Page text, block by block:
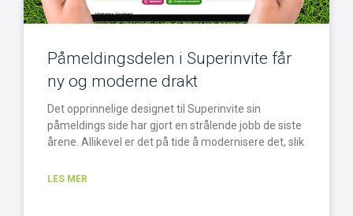
Påmeldingsdelen i Superinvite får
ny og moderne drakt
Det opprinnelige designet til Superinvite sin
påmeldings side har gjort en strålende jobb de siste
årene. Allikevel er det på tide å modernisere det, slik
LES MER